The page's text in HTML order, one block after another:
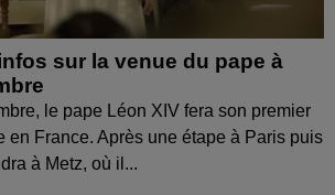
sur la venue du pape à
le pape Léon XIV fera son premier
en France. Après une étape à Paris puis
à Metz, où il...